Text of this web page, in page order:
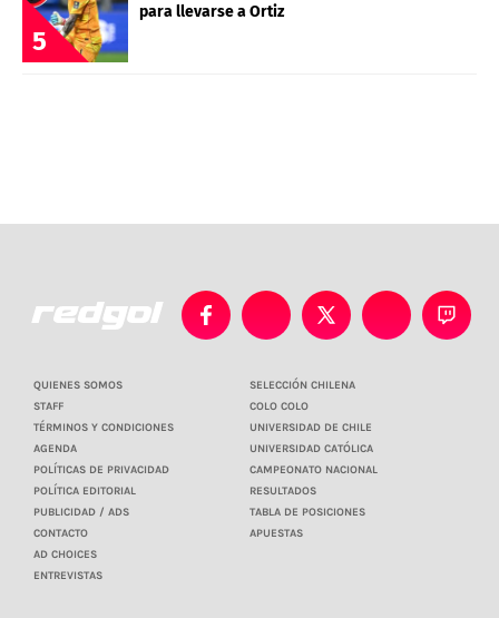
5
para llevarse a Ortiz
QUIENES SOMOS
STAFF
TÉRMINOS Y CONDICIONES
AGENDA
POLÍTICAS DE PRIVACIDAD
POLÍTICA EDITORIAL
PUBLICIDAD / ADS
CONTACTO
AD CHOICES
ENTREVISTAS
SELECCIÓN CHILENA
COLO COLO
UNIVERSIDAD DE CHILE
UNIVERSIDAD CATÓLICA
CAMPEONATO NACIONAL
RESULTADOS
TABLA DE POSICIONES
APUESTAS